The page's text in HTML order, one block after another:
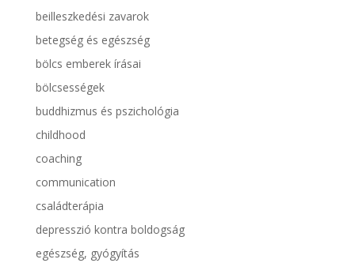
beilleszkedési zavarok
betegség és egészség
bölcs emberek írásai
bölcsességek
buddhizmus és pszichológia
childhood
coaching
communication
családterápia
depresszió kontra boldogság
egészség, gyógyítás